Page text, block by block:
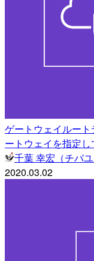
ゲートウェイルー
ートウェイを指定し
千葉 幸宏（チバユ
2020.03.02